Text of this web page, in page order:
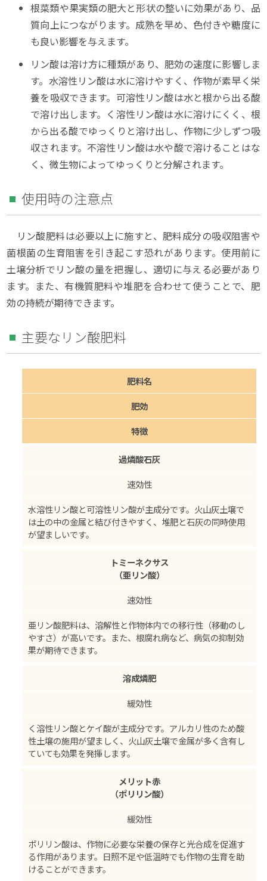
根菜類や果実類の肥大と形状の整いに効果があり、品
質向上につながります。成熟を早め、色付きや糖度に
も良い影響を与えます。
リン酸は溶け方に種類があり、肥効の速度に影響しま
す。水溶性リン酸は水に溶けやすく、作物が素早く栄
養を吸収できます。可溶性リン酸は水と根から出る酸
で溶け出します。く溶性リン酸は水に溶けにくく、根
から出る酸でゆっくりと溶け出し、作物に少しずつ吸
収されます。不溶性リン酸は水や酸で溶けることはな
く、微生物によってゆっくりと分解されます。
使用時の注意点
リン酸肥料は必要以上に施すと、肥料成分の吸収阻害や
菌根菌の生育阻害を引き起こす恐れがあります。使用前に
土壌分析でリン酸の量を把握し、適切に与える必要があり
ます。また、有機質肥料や堆肥を合わせて使うことで、肥
効の持続が期待できます。
主要なリン酸肥料
肥料名
肥効
特徴
過燐酸石灰
速効性
水溶性リン酸と可溶性リン酸が主成分です。火山灰土壌で
は土の中の金属と結び付きやすく、堆肥と石灰の同時使用
が望ましいです。
トミーネクサス
（亜リン酸）
速効性
亜リン酸肥料は、溶解性と作物体内での移行性（移動のし
やすさ）が高いです。また、根腐れ病など、病気の抑制効
果が期待できます。
溶成燐肥
緩効性
く溶性リン酸とケイ酸が主成分です。アルカリ性のため酸
性土壌の施用が望ましく、火山灰土壌で金属が多く含有し
ていても効果を発揮します。
メリット赤
（ポリリン酸）
緩効性
ポリリン酸は、作物に必要な栄養の保存と光合成を促進す
る作用があります。日照不足や低温時でも作物の生育を助
けることができます。